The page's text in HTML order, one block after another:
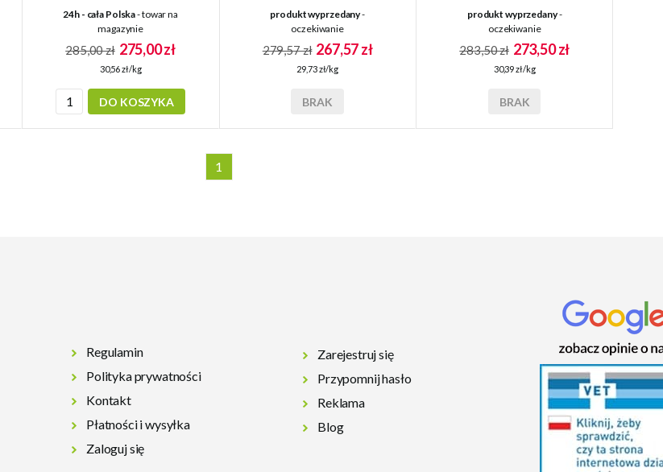
24h - cała Polska- towar na
magazynie
285,00 zł 275,00 zł
30,56 zł/kg
DO KOSZYKA
produkt wyprzedany-
oczekiwanie
279,57 zł 267,57 zł
29,73 zł/kg
BRAK
produkt wyprzedany-
oczekiwanie
283,50 zł 273,50 zł
30,39 zł/kg
BRAK
1
Regulamin
Polityka prywatności
Kontakt
Płatności i wysyłka
Zaloguj się
Zarejestruj się
Przypomnij hasło
Reklama
Blog